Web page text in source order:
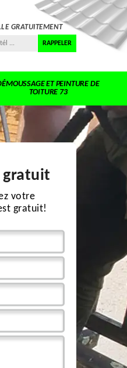
GRATUITEMENT
ET PEINTURE DE
TOITURE 73
gratuit
votre
gratuit!